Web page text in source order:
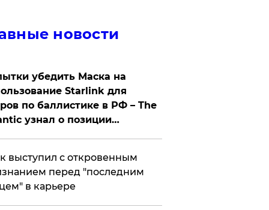
новости
убедить Маска на
Starlink для
по баллистике в РФ – The
узнал о позиции
выступил с откровенным
перед "последним
в карьере